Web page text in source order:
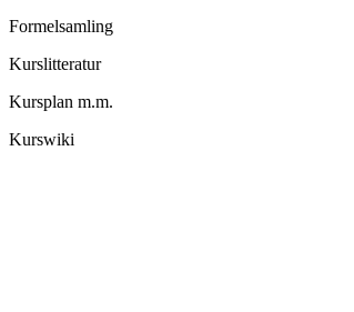
Formelsamling
Kurslitteratur
Kursplan m.m.
Kurswiki